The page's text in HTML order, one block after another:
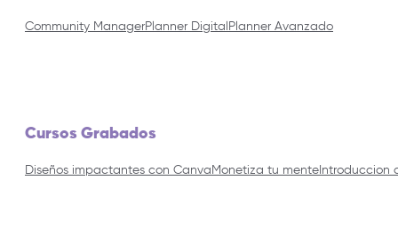
Community ManagerPlanner Digital Planner Avanzado
Cursos Grabados
Diseños impactantes con Canva Monetiza tu mente Introduccion